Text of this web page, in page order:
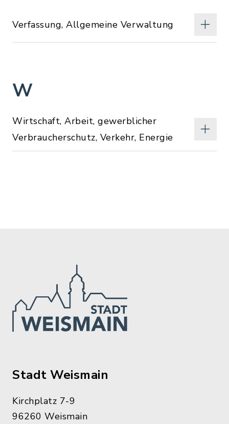
Verfassung, Allgemeine Verwaltung
W
Wirtschaft, Arbeit, gewerblicher
Verbraucherschutz, Verkehr, Energie
Stadt Weismain
Kirchplatz 7-9
96260 Weismain